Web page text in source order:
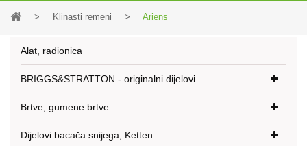
> Klinasti remeni > Ariens
Alat, radionica
BRIGGS&STRATTON - originalni dijelovi
Brtve, gumene brtve
Dijelovi bacača snijega, Ketten